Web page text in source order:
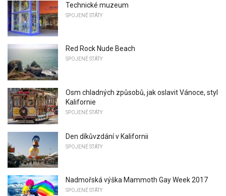
Technické muzeum
SPOJENÉ STÁTY
Red Rock Nude Beach
SPOJENÉ STÁTY
Osm chladných způsobů, jak oslavit Vánoce, styl
Kalifornie
SPOJENÉ STÁTY
Den díkůvzdání v Kalifornii
SPOJENÉ STÁTY
Nadmořská výška Mammoth Gay Week 2017
SPOJENÉ STÁTY